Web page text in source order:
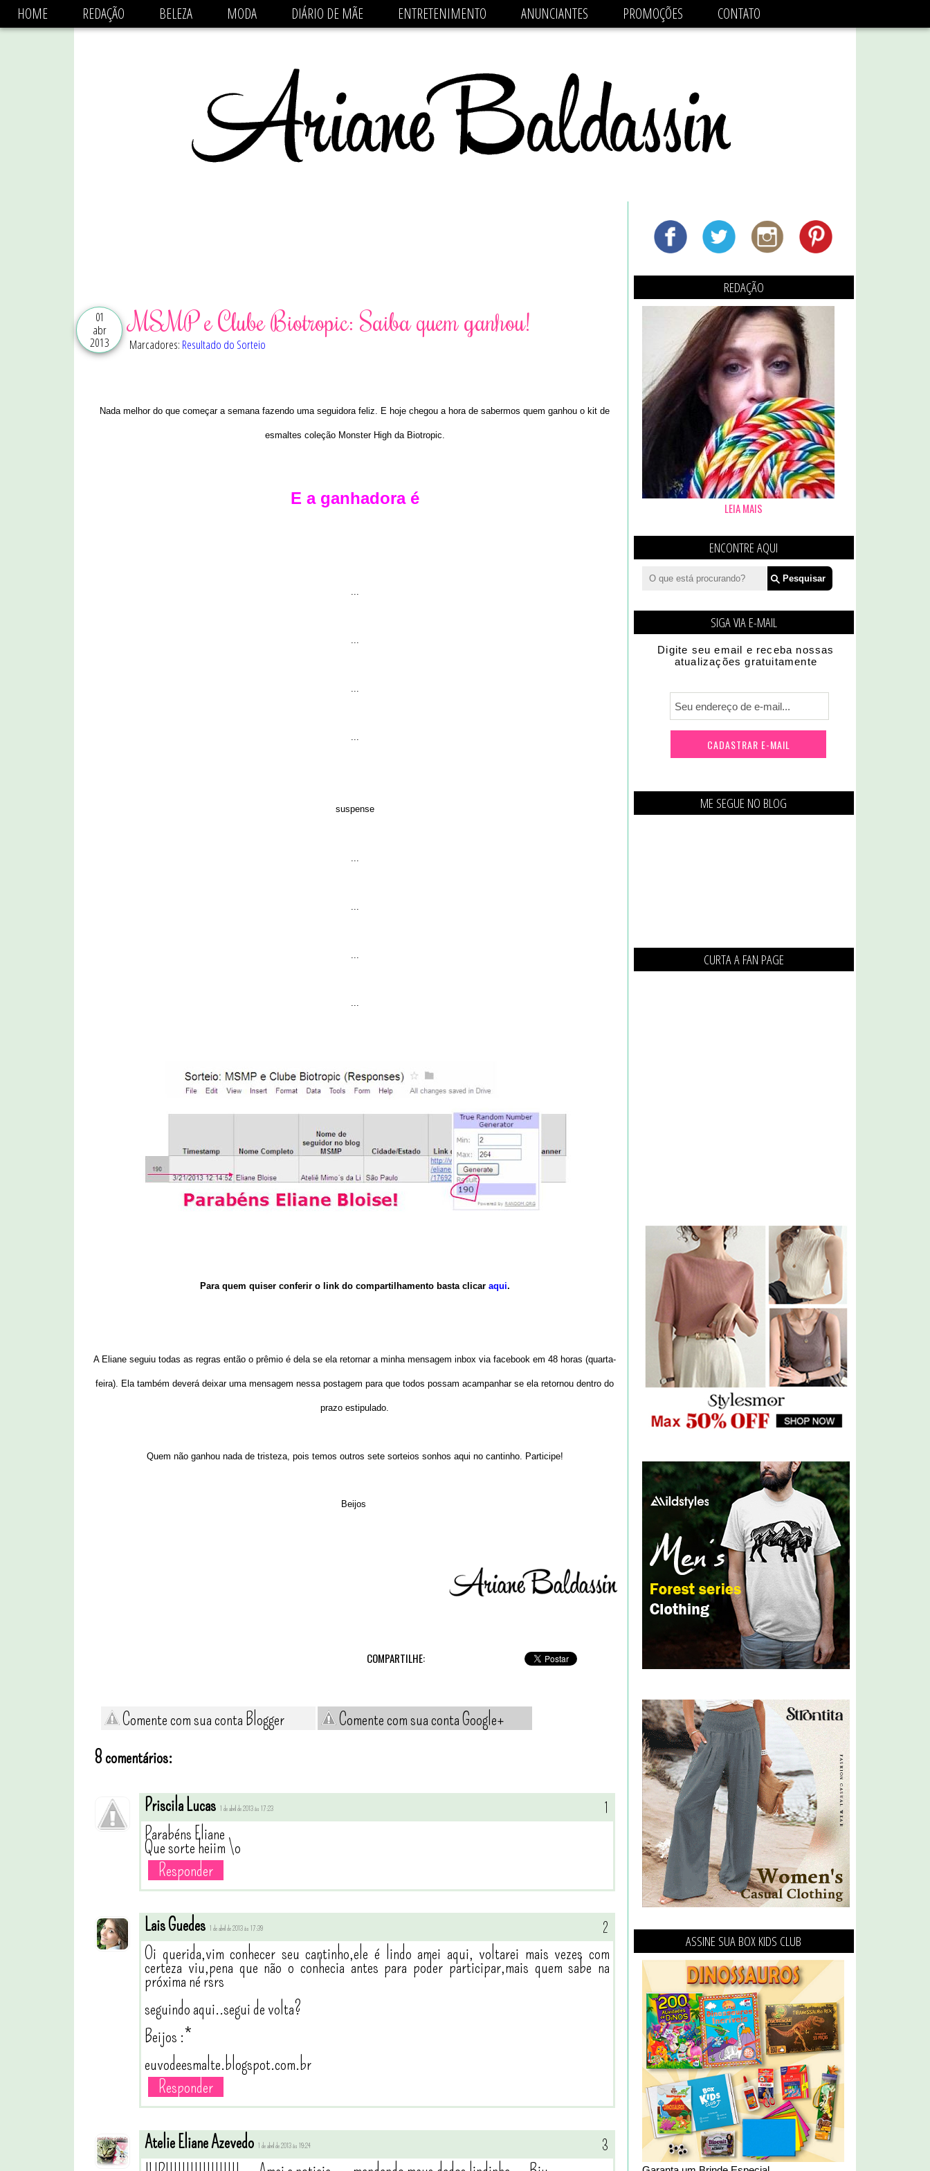
async='async' data-ad-client='ca-pub-1470782825684808' src='https://pagead2.googlesyndication.com/pagead/js/adsbygoogle.js'/>
HOME REDAÇÃO BELEZA MODA DIÁRIO DE MÃE ENTRETENIMENTO ANUNCIANTES PROMOÇÕES CONTATO
01
abr
2013
MSMP e Clube Biotropic: Saiba quem ganhou!
Marcadores: Resultado do Sorteio
Nada melhor do que começar a semana fazendo uma seguidora feliz. E hoje chegou a hora de sabermos quem ganhou o kit de
esmaltes coleção Monster High da Biotropic.
E a ganhadora é
...
...
...
...
suspense
...
...
...
...
Para quem quiser conferir o link do compartilhamento basta clicar aqui.
A Eliane seguiu todas as regras então o prêmio é dela se ela retornar a minha mensagem inbox via facebook em 48 horas (quarta-
feira). Ela também deverá deixar uma mensagem nessa postagem para que todos possam acampanhar se ela retornou dentro do
prazo estipulado.
Quem não ganhou nada de tristeza, pois temos outros sete sorteios sonhos aqui no cantinho. Participe!
Beijos
COMPARTILHE:
Comente com sua conta Blogger
Comente com sua conta Google+
8 comentários:
Priscila Lucas 1 de abril de 2013 às 17:23
Parabéns Eliane
Que sorte heiim \o
Responder
Lais Guedes 1 de abril de 2013 às 17:39
Oi querida,vim conhecer seu cantinho,ele é lindo amei aqui, voltarei mais vezes com
certeza viu,pena que não o conhecia antes para poder participar,mais quem sabe na
próxima né rsrs
seguindo aqui..segui de volta?
Beijos :*
euvodeesmalte.blogspot.com.br
Responder
Atelie Eliane Azevedo 1 de abril de 2013 às 19:24
REDAÇÃO
LEIA MAIS
ENCONTRE AQUI
SIGA VIA E-MAIL
Digite seu email e receba nossas
atualizações gratuitamente
ME SEGUE NO BLOG
CURTA A FAN PAGE
ASSINE SUA BOX KIDS CLUB